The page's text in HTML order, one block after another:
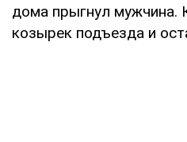
дома прыгнул мужчина.
козырек подъезда и